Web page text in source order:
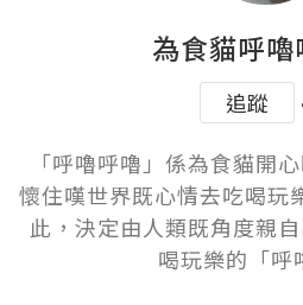
為食貓呼
追蹤
「呼嚕呼嚕」係為食貓開
懷住嘆世界既心情去吃喝玩
此，決定由人類既角度親
喝玩樂的「呼